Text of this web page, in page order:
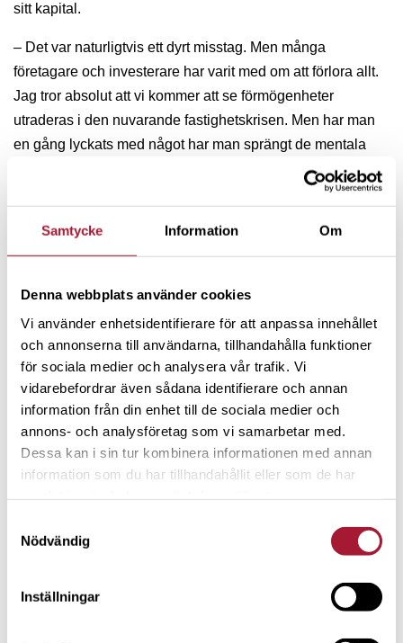
Samtycke Information Om
Denna webbplats använder cookies
Vi använder enhetsidentifierare för att anpassa innehållet
och annonserna till användarna, tillhandahålla funktioner
för sociala medier och analysera vår trafik. Vi
vidarebefordrar även sådana identifierare och annan
information från din enhet till de sociala medier och
annons- och analysföretag som vi samarbetar med.
Dessa kan i sin tur kombinera informationen med annan
information som du har tillhandahållit eller som de har
Nödvändig
Inställningar
sitt kapital.
– Det var naturligtvis ett dyrt misstag. Men många
företagare och investerare har varit med om att förlora allt.
Jag tror absolut att vi kommer att se förmögenheter
utraderas i den nuvarande fastighetskrisen. Men har man
en gång lyckats med något har man sprängt de mentala
Så Günther svalde förlusten och jobbade vidare. Han tog
på sig olika uppdrag i familjens byggfirma – till fast pris –
och betalade sedan vänner för att utföra arbetet
Günther är en uppenbart entreprenöriell person och säger
själv att det är hans starkaste drivkraft. Att det dessutom
ökar ens ekonomiska frihet är en fin bonus.
– Att inte behöva säga nej av ekonomiska skäl är frihet.
Sen har jag stor respekt för dem som lever sparsamt av
nödtvång. Jag kanske har samma burn rate, men att det är
självvalt gör stor skillnad. Ju mer resurser du har till ditt
förfogande, desto lättare blir det att leva sparsamt.